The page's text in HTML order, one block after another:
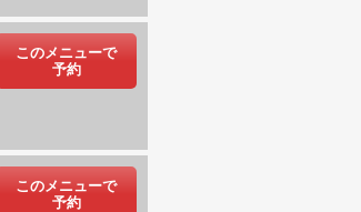
このメニューで
予約
このメニューで
予約